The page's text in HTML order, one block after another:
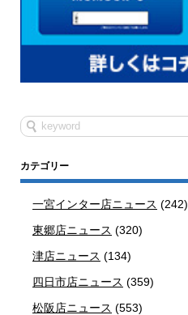
カテゴリー
一宮インター店ニュース (242)
東郷店ニュース (320)
津店ニュース (134)
四日市店ニュース (359)
松阪店ニュース (553)